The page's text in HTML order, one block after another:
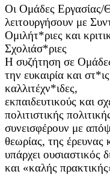
Οι Oμάδες Eργασίας/
λειτουργήσουν με
Ομιλήτ*ριες και
Σχολιάσ*ριες
Η συζήτηση σε
την ευκαιρία και
καλλιτέχν*ιδες,
εκπαιδευτικούς και
πολιτιστικής
συνεισφέρουν με
θεωρίας, της έρευνας
υπάρχει ουσιαστικός
και «καλής